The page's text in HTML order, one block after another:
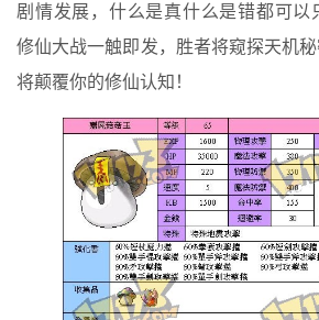
剧情发展，什么是真什么是错都可以
修仙大战一触即发，胜者将窥探天机
将颠覆你的修仙认知！